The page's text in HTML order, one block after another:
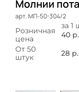
Молнии
арт. МП-50-304/2
за 1
Розничная
цена
40 р.
От 50
штук
28 р.